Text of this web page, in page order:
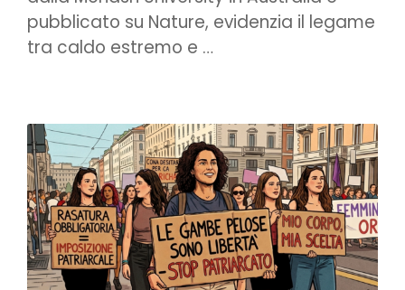
pubblicato su Nature, evidenzia il legame
tra caldo estremo e …